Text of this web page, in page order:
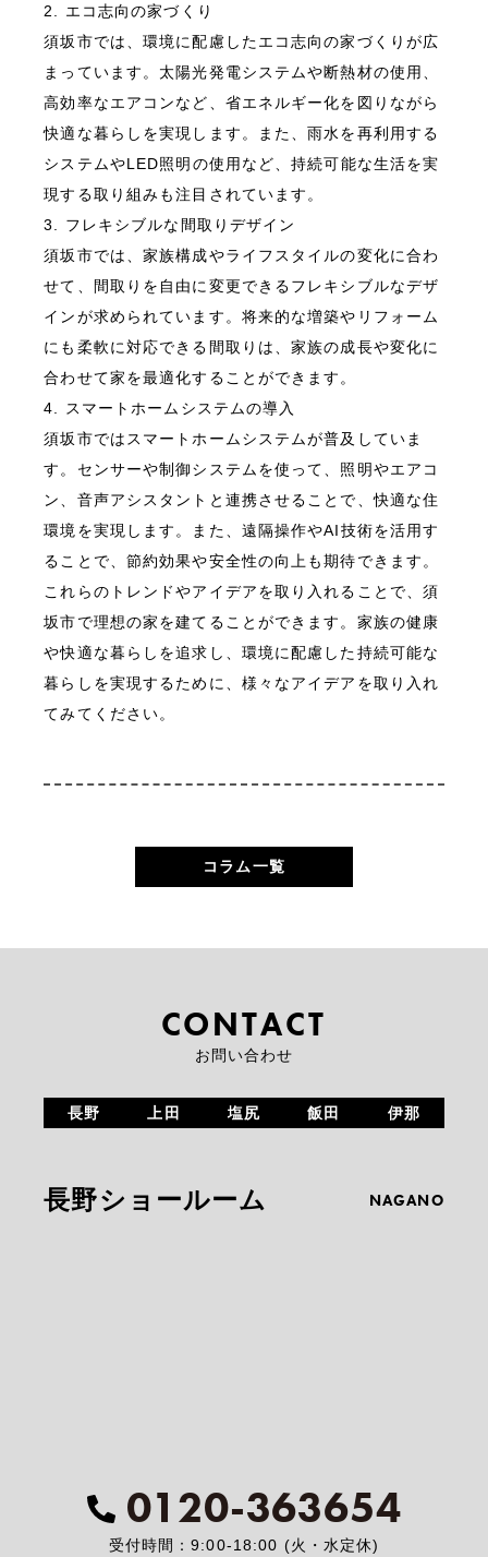
2. エコ志向の家づくり
須坂市では、環境に配慮したエコ志向の家づくりが広
まっています。太陽光発電システムや断熱材の使用、
高効率なエアコンなど、省エネルギー化を図りながら
快適な暮らしを実現します。また、雨水を再利用する
システムやLED照明の使用など、持続可能な生活を実
現する取り組みも注目されています。
3. フレキシブルな間取りデザイン
須坂市では、家族構成やライフスタイルの変化に合わ
せて、間取りを自由に変更できるフレキシブルなデザ
インが求められています。将来的な増築やリフォーム
にも柔軟に対応できる間取りは、家族の成長や変化に
合わせて家を最適化することができます。
4. スマートホームシステムの導入
須坂市ではスマートホームシステムが普及していま
す。センサーや制御システムを使って、照明やエアコ
ン、音声アシスタントと連携させることで、快適な住
環境を実現します。また、遠隔操作やAI技術を活用す
ることで、節約効果や安全性の向上も期待できます。
これらのトレンドやアイデアを取り入れることで、須
坂市で理想の家を建てることができます。家族の健康
や快適な暮らしを追求し、環境に配慮した持続可能な
暮らしを実現するために、様々なアイデアを取り入れ
てみてください。
コラム一覧
CONTACT
お問い合わせ
長野 上田 塩尻 飯田 伊那
長野ショールーム NAGANO
0120-363654
受付時間：9:00-18:00 (火・水定休)